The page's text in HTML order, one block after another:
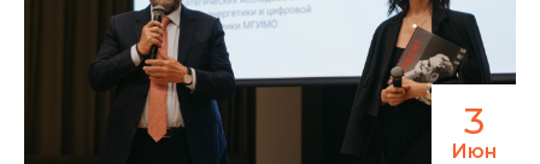
3
Июн